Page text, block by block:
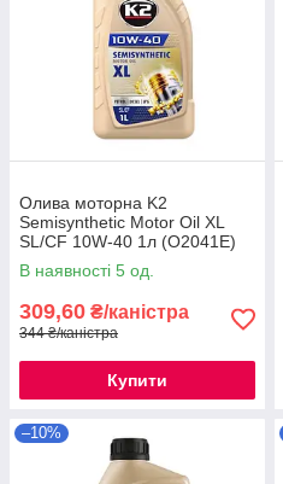
Олива моторна K2
Semisynthetic Motor Oil XL
SL/CF 10W-40 1л (O2041E)
В наявності 5 од.
309,60 ₴/каністра
344 ₴/каністра
Купити
–10%